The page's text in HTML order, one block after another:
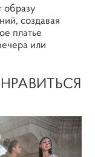
образу
создавая
платье
или